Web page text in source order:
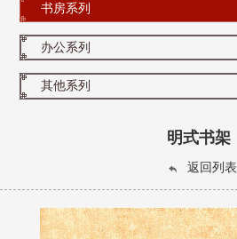
书房系列
办公系列
其他系列
明式书架
返回列表